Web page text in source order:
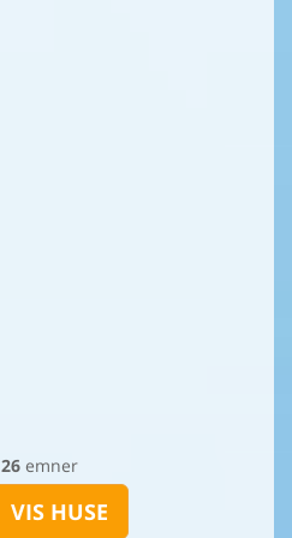
26 emner
VIS HUSE